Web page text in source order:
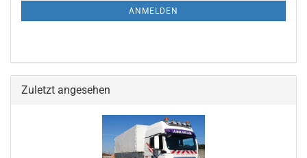
ANMELDEN
Zuletzt angesehen